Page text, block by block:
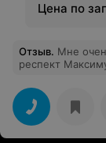
Цена по
Отзыв. Мне
респект